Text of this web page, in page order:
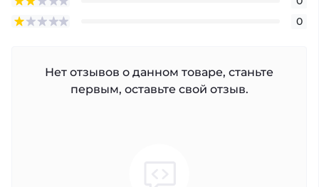
0
Нет отзывов о данном товаре, станьте
первым, оставьте свой отзыв.